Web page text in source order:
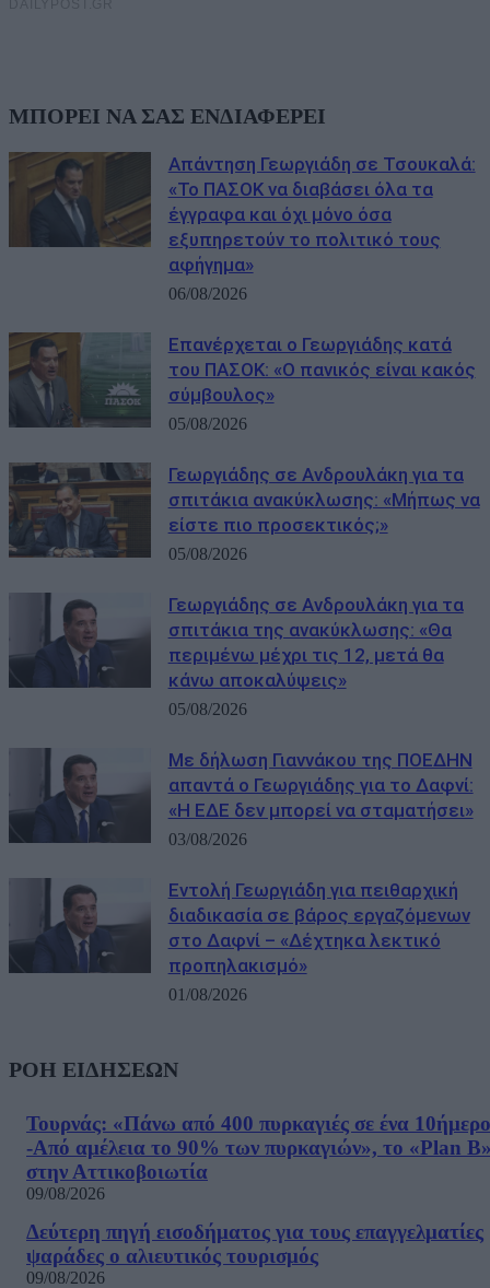
ΜΠΟΡΕΙ ΝΑ ΣΑΣ ΕΝΔΙΑΦΕΡΕΙ
Απάντηση Γεωργιάδη σε Τσουκαλά:
«Το ΠΑΣΟΚ να διαβάσει όλα τα
έγγραφα και όχι μόνο όσα
εξυπηρετούν το πολιτικό τους
αφήγημα»
06/08/2026
Επανέρχεται ο Γεωργιάδης κατά
του ΠΑΣΟΚ: «Ο πανικός είναι κακός
σύμβουλος»
05/08/2026
Γεωργιάδης σε Ανδρουλάκη για τα
σπιτάκια ανακύκλωσης: «Μήπως να
είστε πιο προσεκτικός;»
05/08/2026
Γεωργιάδης σε Ανδρουλάκη για τα
σπιτάκια της ανακύκλωσης: «Θα
περιμένω μέχρι τις 12, μετά θα
κάνω αποκαλύψεις»
05/08/2026
Με δήλωση Γιαννάκου της ΠΟΕΔΗΝ
απαντά ο Γεωργιάδης για το Δαφνί:
«Η ΕΔΕ δεν μπορεί να σταματήσει»
03/08/2026
Εντολή Γεωργιάδη για πειθαρχική
διαδικασία σε βάρος εργαζόμενων
στο Δαφνί – «Δέχτηκα λεκτικό
προπηλακισμό»
01/08/2026
ΡΟΗ ΕΙΔΗΣΕΩΝ
Τουρνάς: «Πάνω από 400 πυρκαγιές σε ένα 10ήμερο
-Από αμέλεια το 90% των πυρκαγιών», το «Plan
στην Αττικοβοιωτία
09/08/2026
Δεύτερη πηγή εισοδήματος για τους επαγγελματίες
ψαράδες ο αλιευτικός τουρισμός
09/08/2026